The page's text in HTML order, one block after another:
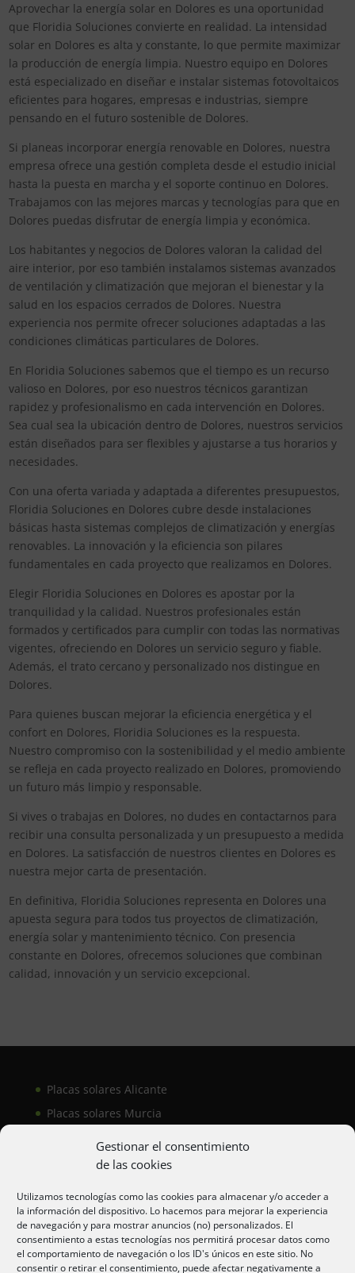
Gestionar el consentimiento
de las cookies
Utilizamos tecnologías como las cookies para almacenar y/o acceder a
la información del dispositivo. Lo hacemos para mejorar la experiencia
de navegación y para mostrar anuncios (no) personalizados. El
consentimiento a estas tecnologías nos permitirá procesar datos como
el comportamiento de navegación o los ID's únicos en este sitio. No
consentir o retirar el consentimiento, puede afectar negativamente a
Aprovechar la energía solar en Dolores es una oportunidad
que Floridia Soluciones convierte en realidad. La intensidad
solar en Dolores es alta y constante, lo que permite maximizar
la producción de energía limpia. Nuestro equipo en Dolores
está especializado en diseñar e instalar sistemas fotovoltaicos
eficientes para hogares, empresas e industrias, siempre
pensando en el futuro sostenible de Dolores.
Si planeas incorporar energía renovable en Dolores, nuestra
empresa ofrece una gestión completa desde el estudio inicial
hasta la puesta en marcha y el soporte continuo en Dolores.
Trabajamos con las mejores marcas y tecnologías para que en
Dolores puedas disfrutar de energía limpia y económica.
Los habitantes y negocios de Dolores valoran la calidad del
aire interior, por eso también instalamos sistemas avanzados
de ventilación y climatización que mejoran el bienestar y la
salud en los espacios cerrados de Dolores. Nuestra
experiencia nos permite ofrecer soluciones adaptadas a las
condiciones climáticas particulares de Dolores.
En Floridia Soluciones sabemos que el tiempo es un recurso
valioso en Dolores, por eso nuestros técnicos garantizan
rapidez y profesionalismo en cada intervención en Dolores.
Sea cual sea la ubicación dentro de Dolores, nuestros servicios
están diseñados para ser flexibles y ajustarse a tus horarios y
necesidades.
Con una oferta variada y adaptada a diferentes presupuestos,
Floridia Soluciones en Dolores cubre desde instalaciones
básicas hasta sistemas complejos de climatización y energías
renovables. La innovación y la eficiencia son pilares
fundamentales en cada proyecto que realizamos en Dolores.
Elegir Floridia Soluciones en Dolores es apostar por la
tranquilidad y la calidad. Nuestros profesionales están
formados y certificados para cumplir con todas las normativas
vigentes, ofreciendo en Dolores un servicio seguro y fiable.
Además, el trato cercano y personalizado nos distingue en
Dolores.
Para quienes buscan mejorar la eficiencia energética y el
confort en Dolores, Floridia Soluciones es la respuesta.
Nuestro compromiso con la sostenibilidad y el medio ambiente
se refleja en cada proyecto realizado en Dolores, promoviendo
un futuro más limpio y responsable.
Si vives o trabajas en Dolores, no dudes en contactarnos para
recibir una consulta personalizada y un presupuesto a medida
en Dolores. La satisfacción de nuestros clientes en Dolores es
nuestra mejor carta de presentación.
En definitiva, Floridia Soluciones representa en Dolores una
apuesta segura para todos tus proyectos de climatización,
energía solar y mantenimiento técnico. Con presencia
constante en Dolores, ofrecemos soluciones que combinan
calidad, innovación y un servicio excepcional.
Placas solares Alicante
Placas solares Murcia
Aire acondicionado Alicante
Aire acondicionador Murcia
Aire acondicionado San Juan